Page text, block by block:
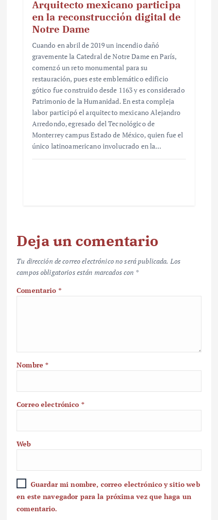
Arquitecto mexicano participa
en la reconstrucción digital de
Notre Dame
Cuando en abril de 2019 un incendio dañó
gravemente la Catedral de Notre Dame en París,
comenzó un reto monumental para su
restauración, pues este emblemático edificio
gótico fue construido desde 1163 y es considerado
Patrimonio de la Humanidad. En esta compleja
labor participó el arquitecto mexicano Alejandro
Arredondo, egresado del Tecnológico de
Monterrey campus Estado de México, quien fue el
único latinoamericano involucrado en la…
Deja un comentario
Tu dirección de correo electrónico no será publicada. Los
campos obligatorios están marcados con *
Comentario *
Nombre*
Correo electrónico *
Web
Guardar mi nombre, correo electrónico y sitio web
en este navegador para la próxima vez que haga un
comentario.